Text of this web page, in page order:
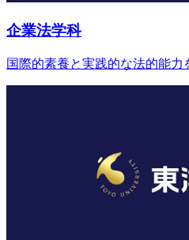
企業法学科
国際的素養と実践的な法的能力